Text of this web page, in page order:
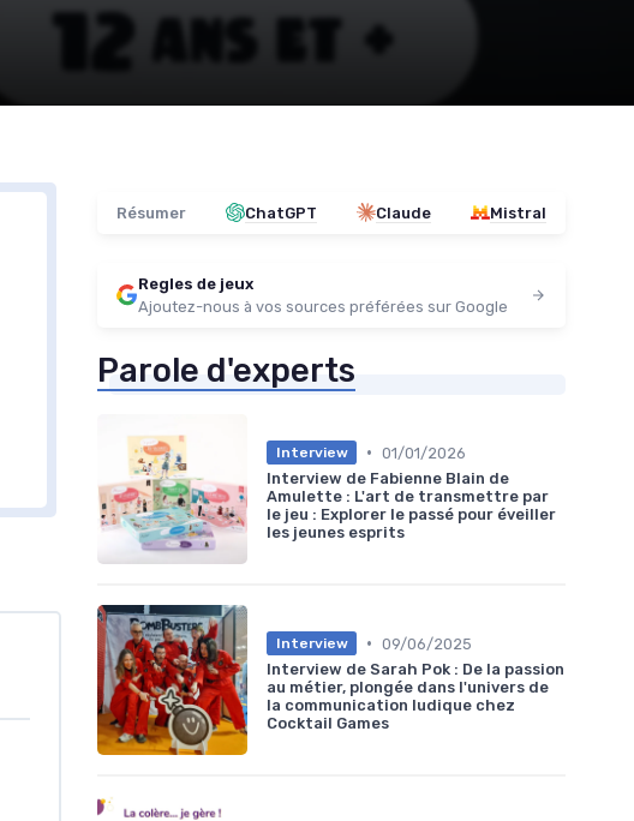
Résumer ChatGPT Claude Mistral
Regles de jeux
Ajoutez-nous à vos sources préférées sur Google
Parole d'experts
Interview • 01/01/2026
Interview de Fabienne Blain de
Amulette : L'art de transmettre par
le jeu : Explorer le passé pour éveiller
les jeunes esprits
Interview • 09/06/2025
Interview de Sarah Pok : De la passion
au métier, plongée dans l'univers de
la communication ludique chez
Cocktail Games